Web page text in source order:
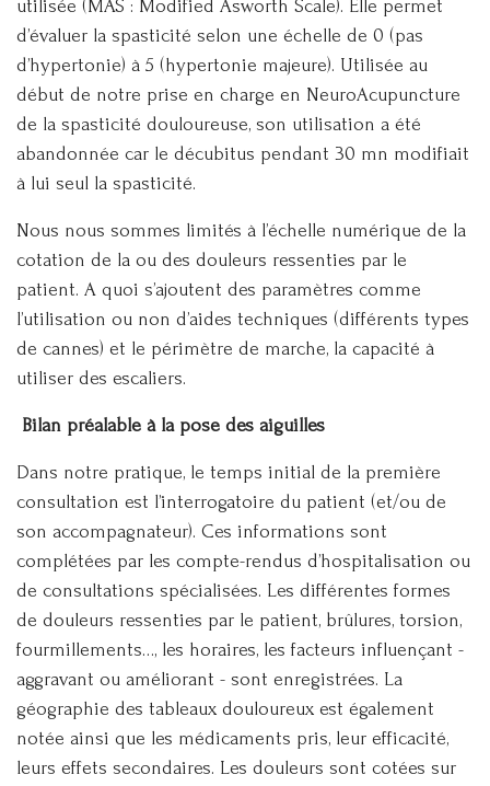
utilisée (MAS : Modified Asworth Scale). Elle permet
d’évaluer la spasticité selon une échelle de 0 (pas
d’hypertonie) à 5 (hypertonie majeure). Utilisée au
début de notre prise en charge en NeuroAcupuncture
de la spasticité douloureuse, son utilisation a été
abandonnée car le décubitus pendant 30 mn modifiait
à lui seul la spasticité.
Nous nous sommes limités à l’échelle numérique de la
cotation de la ou des douleurs ressenties par le
patient. A quoi s’ajoutent des paramètres comme
l’utilisation ou non d’aides techniques (différents types
de cannes) et le périmètre de marche, la capacité à
utiliser des escaliers.
Bilan préalable à la pose des aiguilles
Dans notre pratique, le temps initial de la première
consultation est l’interrogatoire du patient (et/ou de
son accompagnateur). Ces informations sont
complétées par les compte-rendus d’hospitalisation ou
de consultations spécialisées. Les différentes formes
de douleurs ressenties par le patient, brûlures, torsion,
fourmillements…, les horaires, les facteurs influençant -
aggravant ou améliorant - sont enregistrées. La
géographie des tableaux douloureux est également
notée ainsi que les médicaments pris, leur efficacité,
leurs effets secondaires. Les douleurs sont cotées sur